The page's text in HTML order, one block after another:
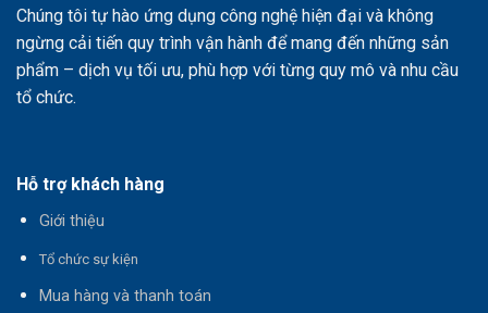
Chúng tôi tự hào ứng dụng công nghệ hiện đại và không
ngừng cải tiến quy trình vận hành để mang đến những sản
phẩm – dịch vụ tối ưu, phù hợp với từng quy mô và nhu cầu
tổ chức.
Hỗ trợ khách hàng
Giới thiệu
Tổ chức sự kiện
Mua hàng và thanh toán